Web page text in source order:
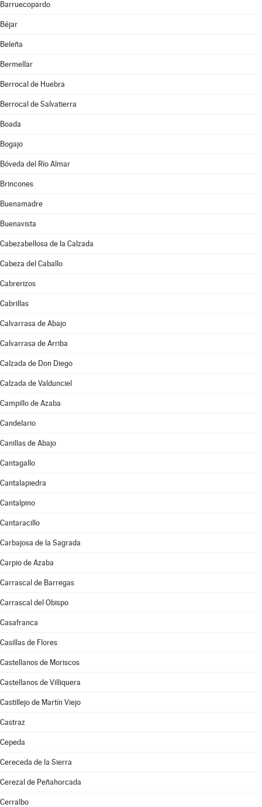
Barruecopardo
Béjar
Beleña
Bermellar
Berrocal de Huebra
Berrocal de Salvatierra
Boada
Bogajo
Bóveda del Río Almar
Brincones
Buenamadre
Buenavista
Cabezabellosa de la Calzada
Cabeza del Caballo
Cabrerizos
Cabrillas
Calvarrasa de Abajo
Calvarrasa de Arriba
Calzada de Don Diego
Calzada de Valdunciel
Campillo de Azaba
Candelario
Canillas de Abajo
Cantagallo
Cantalapiedra
Cantalpino
Cantaracillo
Carbajosa de la Sagrada
Carpio de Azaba
Carrascal de Barregas
Carrascal del Obispo
Casafranca
Casillas de Flores
Castellanos de Moriscos
Castellanos de Villiquera
Castillejo de Martín Viejo
Castraz
Cepeda
Cereceda de la Sierra
Cerezal de Peñahorcada
Cerralbo